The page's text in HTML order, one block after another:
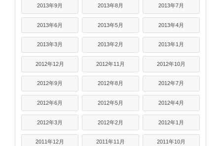
2013年9月 2013年8月 2013年7月
2013年6月 2013年5月 2013年4月
2013年3月 2013年2月 2013年1月
2012年12月 2012年11月 2012年10月
2012年9月 2012年8月 2012年7月
2012年6月 2012年5月 2012年4月
2012年3月 2012年2月 2012年1月
2011年12月 2011年11月 2011年10月